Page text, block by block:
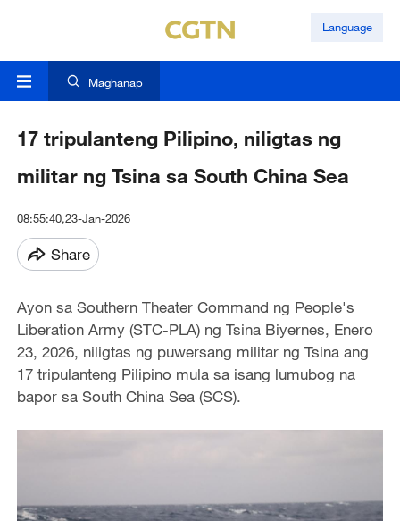
Language
Maghanap
17 tripulanteng Pilipino, niligtas ng
militar ng Tsina sa South China Sea
08:55:40,23-Jan-2026
Share
Ayon sa Southern Theater Command ng People's
Liberation Army (STC-PLA) ng Tsina Biyernes, Enero
23, 2026, niligtas ng puwersang militar ng Tsina ang
17 tripulanteng Pilipino mula sa isang lumubog na
bapor sa South China Sea (SCS).